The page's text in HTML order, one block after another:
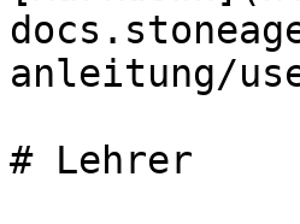
anleitung/
# Lehrer